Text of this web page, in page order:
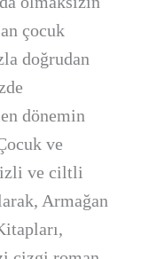
çocuk
doğrudan
dönemin
ve
ve ciltli
Armağan